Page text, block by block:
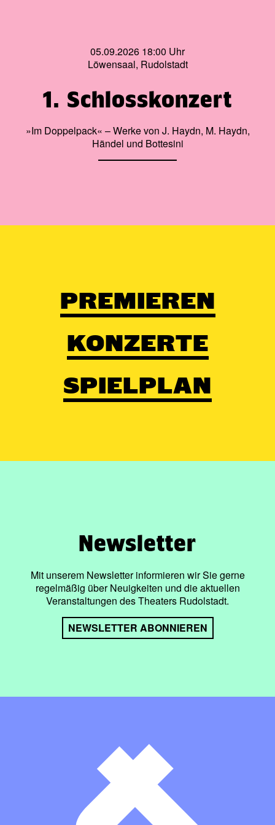
05.09.2026 18:00 Uhr
Löwensaal, Rudolstadt
1. Schlosskonzert
»Im Doppelpack« – Werke von J. Haydn, M. Haydn,
Händel und Bottesini
PREMIEREN
KONZERTE
SPIELPLAN
Newsletter
Mit unserem Newsletter informieren wir Sie gerne
regelmäßig über Neuigkeiten und die aktuellen
Veranstaltungen des Theaters Rudolstadt.
NEWSLETTER ABONNIEREN